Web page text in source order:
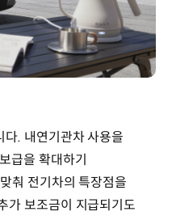
. 내연기관차 사용을
급을 확대하기
춰 전기차의 특장점을
가 보조금이 지급되기도